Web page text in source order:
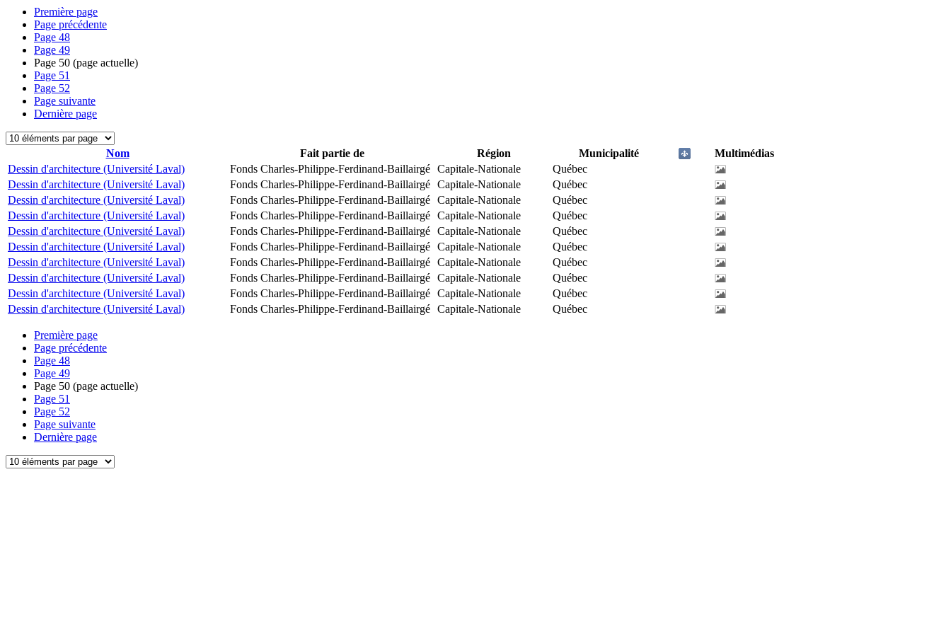
Première page
Page précédente
Page 48
Page 49
Page 50 (page actuelle)
Page 51
Page 52
Page suivante
Dernière page
Nom Fait partie de Région Municipalité
Multimédias
Dessin d'architecture (Université Laval)
Fonds Charles-Philippe-Ferdinand-Baillairgé Capitale-Nationale
Québec
Dessin d'architecture (Université Laval)
Fonds Charles-Philippe-Ferdinand-Baillairgé Capitale-Nationale
Québec
Dessin d'architecture (Université Laval)
Fonds Charles-Philippe-Ferdinand-Baillairgé Capitale-Nationale
Québec
Dessin d'architecture (Université Laval)
Fonds Charles-Philippe-Ferdinand-Baillairgé Capitale-Nationale
Québec
Dessin d'architecture (Université Laval)
Fonds Charles-Philippe-Ferdinand-Baillairgé Capitale-Nationale
Québec
Dessin d'architecture (Université Laval)
Fonds Charles-Philippe-Ferdinand-Baillairgé Capitale-Nationale
Québec
Dessin d'architecture (Université Laval)
Fonds Charles-Philippe-Ferdinand-Baillairgé Capitale-Nationale
Québec
Dessin d'architecture (Université Laval)
Fonds Charles-Philippe-Ferdinand-Baillairgé Capitale-Nationale
Québec
Dessin d'architecture (Université Laval)
Fonds Charles-Philippe-Ferdinand-Baillairgé Capitale-Nationale
Québec
Dessin d'architecture (Université Laval)
Fonds Charles-Philippe-Ferdinand-Baillairgé Capitale-Nationale Québec
Première page
Page précédente
Page 48
Page 49
Page 50 (page actuelle)
Page 51
Page 52
Page suivante
Dernière page